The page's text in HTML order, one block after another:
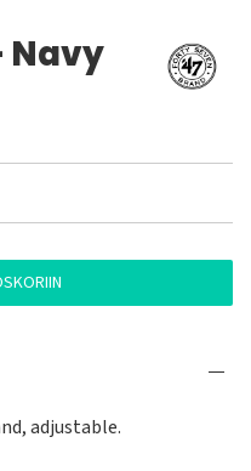
Navy
adjustable.